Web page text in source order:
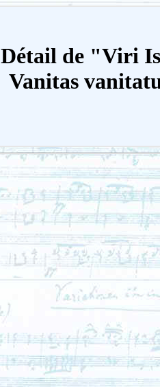
Détail de "Viri
Vanitas